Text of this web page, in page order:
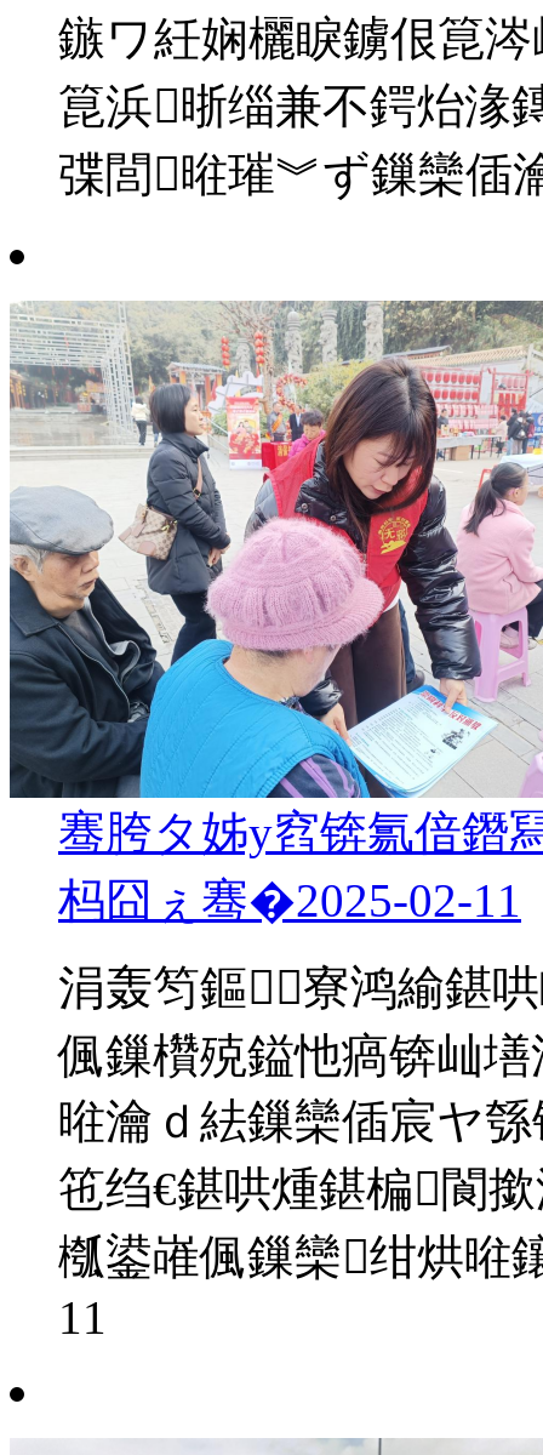
鏃ワ紝娴欐睙鐪佷箟
箟浜晣缁兼不鍔炲湪
弽閭暀璀︾ず鏁欒
骞胯タ姊у窞锛氱偣鐕
杩囧ぇ骞�2025-02-11
涓轰笉鏂寮鸿緰鍖
偑鏁欑殑鎰忚瘑锛屾
暀瀹ｄ紶鏁欒偛宸ヤ
竾绉€鍖哄煄鍖楄閬
槬鍙嶉偑鏁欒绀烘
11